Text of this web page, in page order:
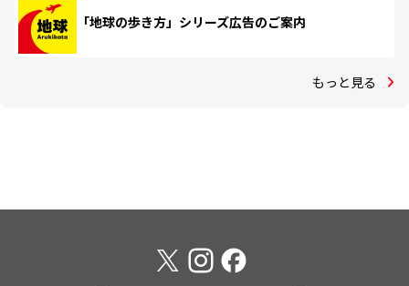
「地球の歩き方」シリーズ広告のご案内
もっと見る